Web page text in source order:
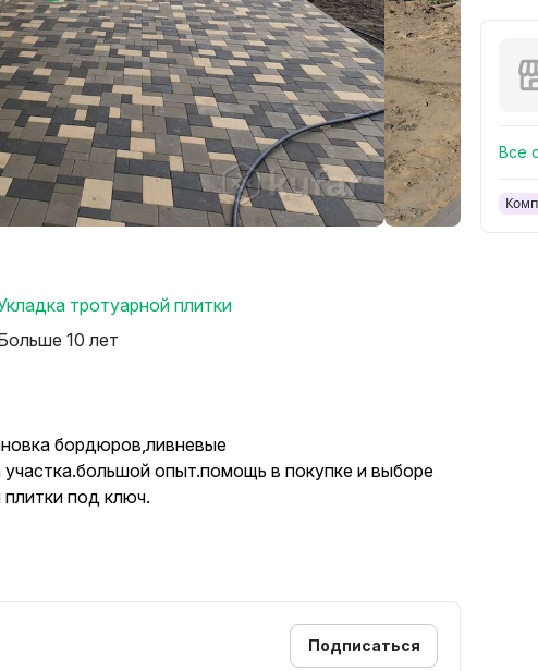
тротуарной плитки
10 лет
бордюров,ливневые
опыт.помощь в покупке и выборе
под ключ.
Подписаться
Все